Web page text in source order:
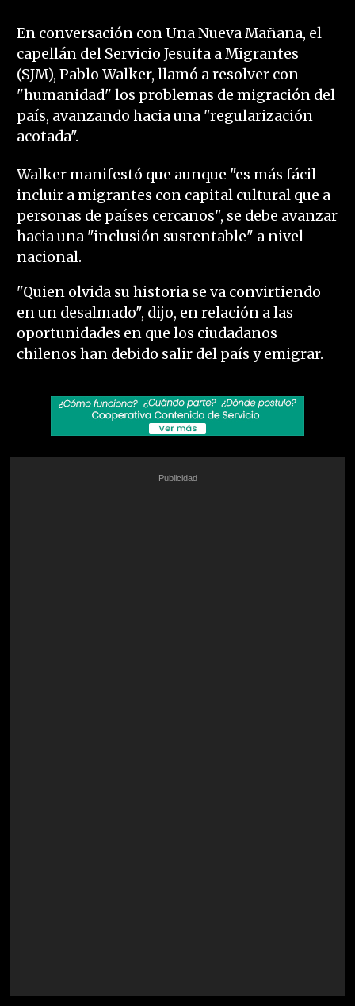
En conversación con Una Nueva Mañana, el
capellán del Servicio Jesuita a Migrantes
(SJM), Pablo Walker, llamó a resolver con
"humanidad" los problemas de migración del
país, avanzando hacia una "regularización
acotada".
Walker manifestó que aunque "es más fácil
incluir a migrantes con capital cultural que a
personas de países cercanos", se debe avanzar
hacia una "inclusión sustentable" a nivel
nacional.
"Quien olvida su historia se va convirtiendo
en un desalmado", dijo, en relación a las
oportunidades en que los ciudadanos
chilenos han debido salir del país y emigrar.